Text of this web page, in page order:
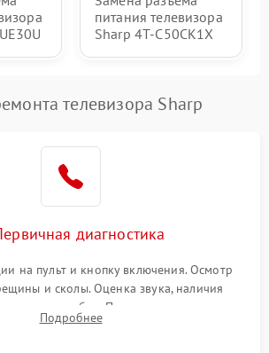
питания телевизора
Sharp 4T-C50CK1X
телевизора Sharp
диагностика
на пульт и кнопку включения. Осмотр
и сколы. Оценка звука, наличия
ошибок. Подключение тестовых
для выявления симптомов поломки.
Подробнее